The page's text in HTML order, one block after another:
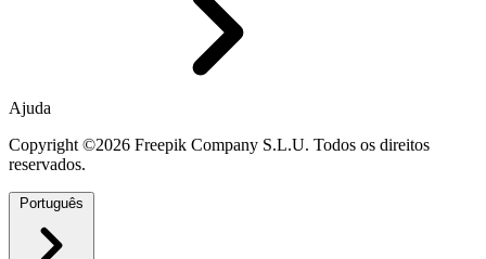
Ajuda
Copyright ©2026 Freepik Company S.L.U. Todos os direitos
reservados.
Português